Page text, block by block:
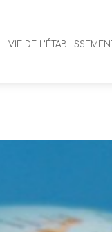
VIE DE L’ÉTABLISSEMENT